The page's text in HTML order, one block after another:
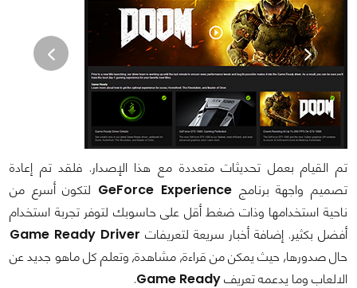
تم القيام بعمل تحديثات متعددة مع هذا الإصدار. فلقد تم إعادة
تصميم واجهة برنامجGeForce Experience لتكون أسرع من
ناحية استخدامها وذات ضغط أقل على حاسوبك لتوفر تجربة استخدام
أفضل بكثير. إضافة أخبار سريعة لتعريفات Game Ready Driver
حال صدورها, حيث يمكن من قراءة, مشاهدة, وتعلم كل ماهو جديد عن
الالعاب وما يدعمه تعريفGame Ready
.